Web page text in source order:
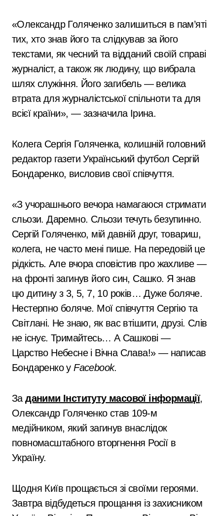
«Олександр Голяченко залишиться в пам’яті
тих, хто знав його та слідкував за його
текстами, як чесний та відданий своїй справі
журналіст, а також як людину, що вибрала
шлях служіння. Його загибель — велика
втрата для журналістської спільноти та для
всієї країни», — зазначила Ірина.
Колега Сергія Голяченка, колишній головний
редактор газети Український футбол Сергій
Бондаренко, висловив свої співчуття.
«З учорашнього вечора намагаюся стримати
сльози. Даремно. Сльози течуть безупинно.
Сергій Голяченко, мій давній друг, товариш,
колега, не часто мені пише. На передовій це
рідкість. Але вчора сповістив про жахливе —
на фронті загинув його син, Сашко. Я знав
цю дитину з 3, 5, 7, 10 років… Дуже боляче.
Нестерпно боляче. Мої співчуття Сергію та
Світлані. Не знаю, як вас втішити, друзі. Слів
не існує. Тримайтесь… А Сашкові —
Царство Небесне і Вічна Слава!» — написав
Бондаренко уFacebook.
Заданими Інституту масової інформації,
Олександр Голяченко став 109-м
медійником, який загинув внаслідок
повномасштабного вторгнення Росії в
Україну.
Щодня Київ прощається зі своїми героями.
Завтра відбудеться прощання із захисником